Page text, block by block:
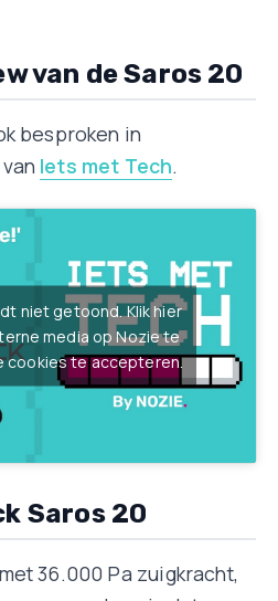
van de Saros 20
besproken in
van Iets met Tech.
niet getoond. Klik hier
media op Nozie te
cookies te accepteren.
Saros 20
36.000 Pa zuigkracht,